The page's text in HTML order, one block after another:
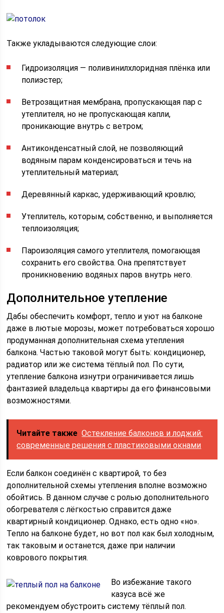
Также укладываются следующие слои:
Гидроизоляция — поливинилхлоридная плёнка или
полиэстер;
Ветрозащитная мембрана, пропускающая пар с
утеплителя, но не пропускающая капли,
проникающие внутрь с ветром;
Антиконденсатный слой, не позволяющий
водяным парам конденсироваться и течь на
утеплительный материал;
Деревянный каркас, удерживающий кровлю;
Утеплитель, которым, собственно, и выполняется
теплоизоляция;
Пароизоляция самого утеплителя, помогающая
сохранить его свойства. Она препятствует
проникновению водяных паров внутрь него.
Дополнительное утепление
Дабы обеспечить комфорт, тепло и уют на балконе
даже в лютые морозы, может потребоваться хорошо
продуманная дополнительная схема утепления
балкона. Частью таковой могут быть: кондиционер,
радиатор или же система тёплый пол. По сути,
утепление балкона изнутри ограничивается лишь
фантазией владельца квартиры да его финансовыми
возможностями.
Читайте также Остекление балконов и лоджий:
современные решения с пластиковыми окнами
Если балкон соединён с квартирой, то без
дополнительной схемы утепления вполне возможно
обойтись. В данном случае с ролью дополнительного
обогревателя с лёгкостью справится даже
квартирный кондиционер. Однако, есть одно «но».
Тепло на балконе будет, но вот пол как был холодным,
так таковым и останется, даже при наличии
коврового покрытия.
Во избежание такого
казуса всё же
рекомендуем обустроить систему тёплый пол.